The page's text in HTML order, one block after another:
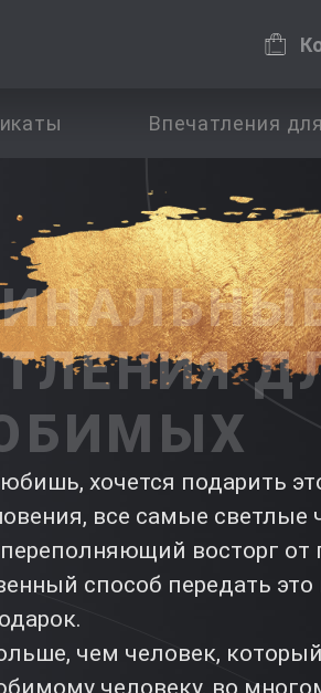
Впечатления
хочется подарить
все самые светлые
восторг от
способ передать
чем человек,
человеку, во